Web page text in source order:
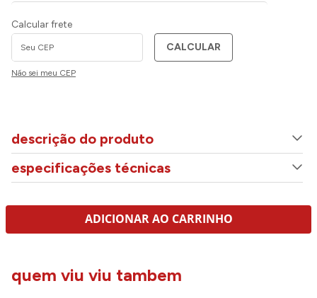
Calcular frete
CALCULAR
Não sei meu CEP
descrição do produto
especificações técnicas
ADICIONAR AO CARRINHO
quem viu viu tambem